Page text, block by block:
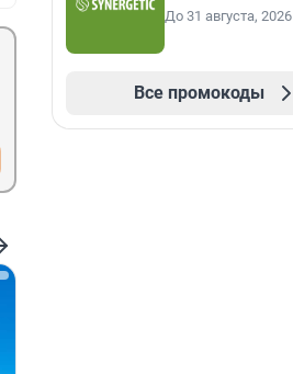
До 31 августа, 2026
Все промокоды